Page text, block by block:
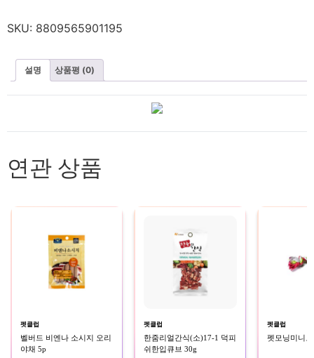
SKU: 8809565901195
설명 상품평 (0)
연관 상품
펫클럽
벨버드 비엔나 소시지 오리
야채 5p
펫클럽
한줌리얼간식(소)17-1 덕피
쉬한입큐브 30g
펫클럽
펫모닝미니